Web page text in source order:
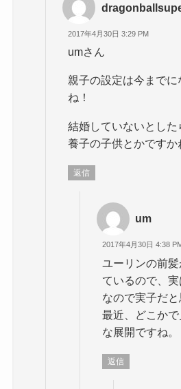
2017年4月30日 3:29 PM
umさん
親子の設定は今まで
ね！
結婚していないとした
養子の子供とかですか
返信
um
2017年4月30日 4:38
ユーリンの前
ているので、実
なので実子だと
最近、どこか
な展開ですね。
返信